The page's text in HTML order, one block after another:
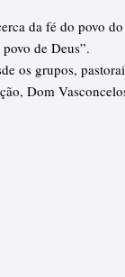
da fé do povo
de Deus”.
os grupos,
Dom